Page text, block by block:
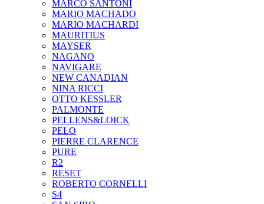
MARCO SANTONI
MARIO MACHADO
MARIO MACHARDI
MAURITIUS
MAYSER
NAGANO
NAVIGARE
NEW CANADIAN
NINA RICCI
OTTO KESSLER
PALMONTE
PELLENS&LOICK
PELO
PIERRE CLARENCE
PURE
R2
RESET
ROBERTO CORNELLI
S4